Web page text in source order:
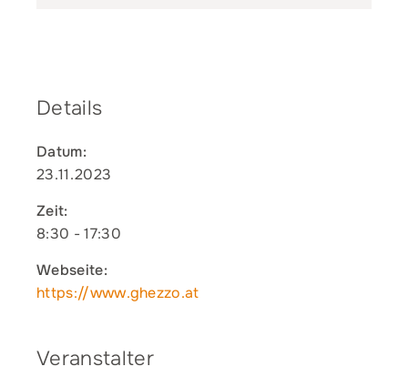
Details
Datum:
23.11.2023
Zeit:
8:30 - 17:30
Webseite:
https://www.ghezzo.at
Veranstalter